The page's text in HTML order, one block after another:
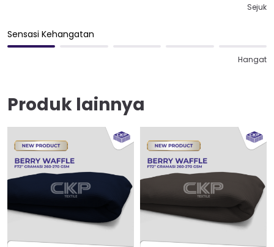
Sejuk
Sensasi Kehangatan
Hangat
Produk lainnya